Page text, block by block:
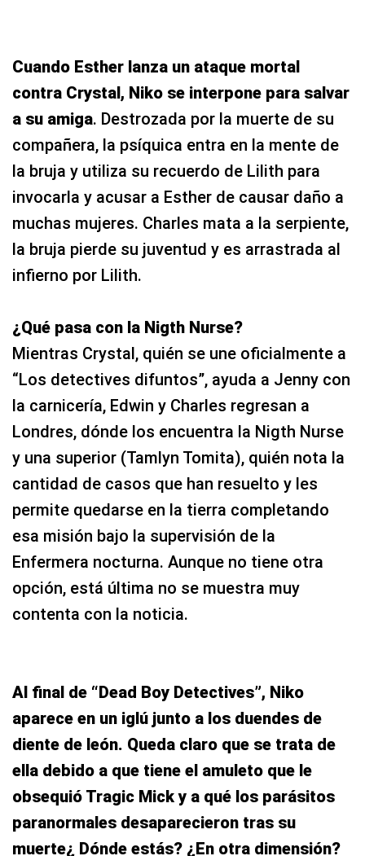
Cuando Esther lanza un ataque mortal
contra Crystal, Niko se interpone para salvar
a su amiga. Destrozada por la muerte de su
compañera, la psíquica entra en la mente de
la bruja y utiliza su recuerdo de Lilith para
invocarla y acusar a Esther de causar daño a
muchas mujeres. Charles mata a la serpiente,
la bruja pierde su juventud y es arrastrada al
infierno por Lilith.
¿Qué pasa con la Nigth Nurse?
Mientras Crystal, quién se une oficialmente a
“Los detectives difuntos”, ayuda a Jenny con
la carnicería, Edwin y Charles regresan a
Londres, dónde los encuentra la Nigth Nurse
y una superior (Tamlyn Tomita), quién nota la
cantidad de casos que han resuelto y les
permite quedarse en la tierra completando
esa misión bajo la supervisión de la
Enfermera nocturna. Aunque no tiene otra
opción, está última no se muestra muy
contenta con la noticia.
Al final de “Dead Boy Detectives”, Niko
aparece en un iglú junto a los duendes de
diente de león. Queda claro que se trata de
ella debido a que tiene el amuleto que le
obsequió Tragic Mick y a qué los parásitos
paranormales desaparecieron tras su
muerte¿ Dónde estás? ¿En otra dimensión?